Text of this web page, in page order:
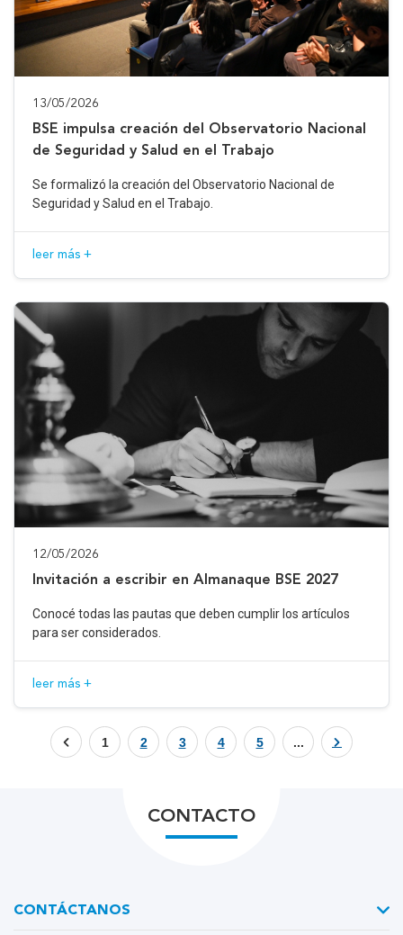
13/05/2026
BSE impulsa creación del Observatorio Nacional
de Seguridad y Salud en el Trabajo
Se formalizó la creación del Observatorio Nacional de
Seguridad y Salud en el Trabajo.
leer más +
12/05/2026
Invitación a escribir en Almanaque BSE 2027
Conocé todas las pautas que deben cumplir los artículos
para ser considerados.
leer más +
1 2 3 4 5 ...
CONTACTO
CONTÁCTANOS